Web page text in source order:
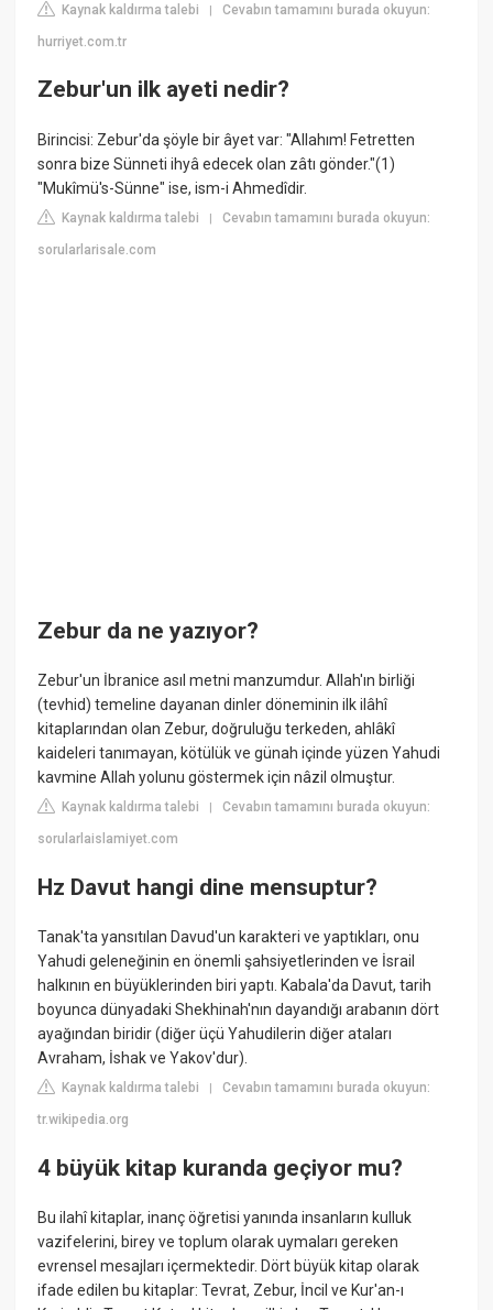
Kaynak kaldırma talebi |Cevabın tamamını burada okuyun:
hurriyet.com.tr
Zebur'un ilk ayeti nedir?
Birincisi: Zebur'da şöyle bir âyet var: "Allahım! Fetretten
sonra bize Sünneti ihyâ edecek olan zâtı gönder."(1)
"Mukîmü's-Sünne" ise, ism-i Ahmedîdir.
Kaynak kaldırma talebi |Cevabın tamamını burada okuyun:
sorularlarisale.com
Zebur da ne yazıyor?
Zebur'un İbranice asıl metni manzumdur. Allah'ın birliği
(tevhid) temeline dayanan dinler döneminin ilk ilâhî
kitaplarından olan Zebur, doğruluğu terkeden, ahlâkî
kaideleri tanımayan, kötülük ve günah içinde yüzen Yahudi
kavmine Allah yolunu göstermek için nâzil olmuştur.
Kaynak kaldırma talebi |Cevabın tamamını burada okuyun:
sorularlaislamiyet.com
Hz Davut hangi dine mensuptur?
Tanak'ta yansıtılan Davud'un karakteri ve yaptıkları, onu
Yahudi geleneğinin en önemli şahsiyetlerinden ve İsrail
halkının en büyüklerinden biri yaptı. Kabala'da Davut, tarih
boyunca dünyadaki Shekhinah'nın dayandığı arabanın dört
ayağından biridir (diğer üçü Yahudilerin diğer ataları
Avraham, İshak ve Yakov'dur).
Kaynak kaldırma talebi |Cevabın tamamını burada okuyun:
tr.wikipedia.org
4 büyük kitap kuranda geçiyor mu?
Bu ilahî kitaplar, inanç öğretisi yanında insanların kulluk
vazifelerini, birey ve toplum olarak uymaları gereken
evrensel mesajları içermektedir. Dört büyük kitap olarak
ifade edilen bu kitaplar: Tevrat, Zebur, İncil ve Kur'an-ı